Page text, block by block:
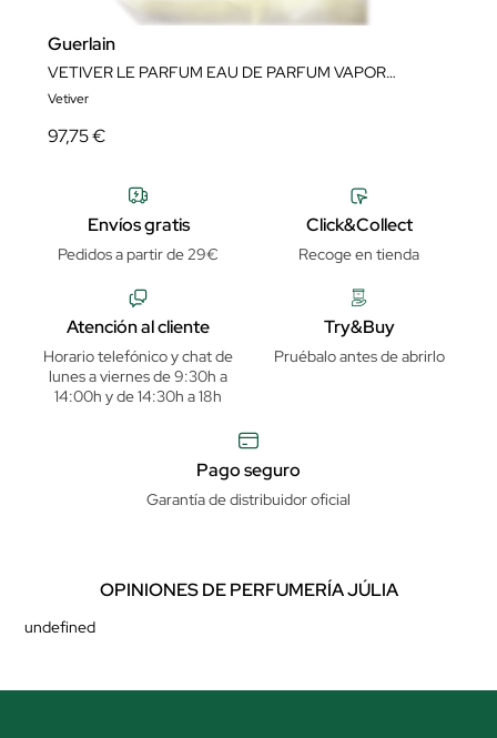
Guerlain
VETIVER LE PARFUM EAU DE PARFUM VAPORIZADOR
Vetiver
97,75 €
Envíos gratis
Pedidos a partir de 29€
Click&Collect
Recoge en tienda
Atención al cliente
Horario telefónico y chat de
lunes a viernes de 9:30h a
14:00h y de 14:30h a 18h
Try&Buy
Pruébalo antes de abrirlo
Pago seguro
Garantía de distribuidor oficial
OPINIONES DE PERFUMERÍA JÚLIA
undefined